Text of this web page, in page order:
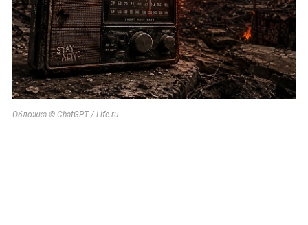
Обложка © ChatGPT / Life.ru